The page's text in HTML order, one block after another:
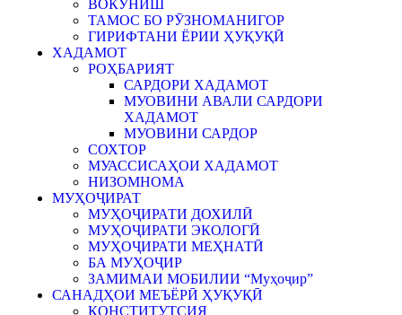
ВОКУНИШ
ТАМОС БО РӮЗНОМАНИГОР
ГИРИФТАНИ ЁРИИ ҲУҚУҚӢ
ХАДАМОТ
РОҲБАРИЯТ
САРДОРИ ХАДАМОТ
МУОВИНИ АВАЛИ САРДОРИ
ХАДАМОТ
МУОВИНИ САРДОР
СОХТОР
МУАССИСАҲОИ ХАДАМОТ
НИЗОМНОМА
МУҲОҶИРАТ
МУҲОҶИРАТИ ДОХИЛӢ
МУҲОҶИРАТИ ЭКОЛОГӢ
МУҲОҶИРАТИ МЕҲНАТӢ
БА МУҲОҶИР
ЗАМИМАИ МОБИЛИИ “Муҳоҷир”
САНАДҲОИ МЕЪЁРӢ ҲУҚУҚӢ
КОНСТИТУТСИЯ